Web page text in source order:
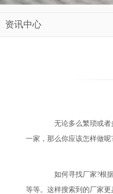
资讯中心
无论多么繁琐或者多
一家，那么你应该怎样做呢
如何寻找厂家?根据
等等。这样搜索到的厂家